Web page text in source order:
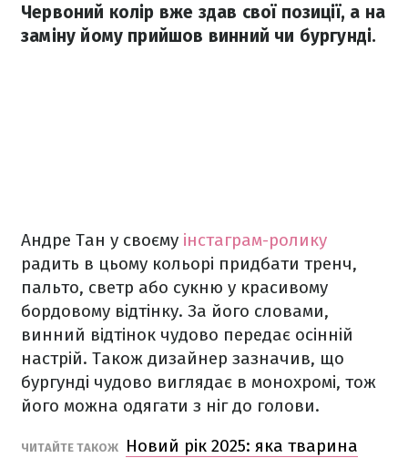
Червоний колір вже здав свої позиції, а на
заміну йому прийшов винний чи бургунді.
Андре Тан у своєму інстаграм-ролику
радить в цьому кольорі придбати тренч,
пальто, светр або сукню у красивому
бордовому відтінку. За його словами,
винний відтінок чудово передає осінній
настрій. Також дизайнер зазначив, що
бургунді чудово виглядає в монохромі, тож
його можна одягати з ніг до голови.
ЧИТАЙТЕ ТАКОЖ
Новий рік 2025: яка тварина